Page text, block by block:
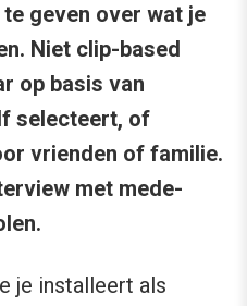
geven over wat je
Niet clip-based
op basis van
selecteert, of
vrienden of familie.
met mede-
je installeert als